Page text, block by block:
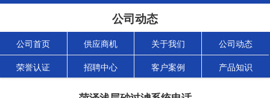
公司动态
公司首页 供应商机 关于我们 公司动态
荣誉认证 招聘中心 客户案例 产品知识